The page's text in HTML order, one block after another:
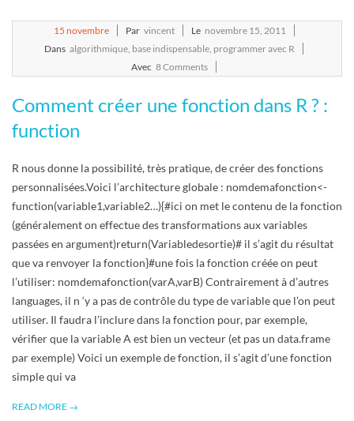
15 novembre Par vincent Le novembre 15, 2011
Dans algorithmique base indispensable programmer avec R
Avec 8 Comments
Comment créer une fonction dans R ? :
function
R nous donne la possibilité, très pratique, de créer des fonctions
personnalisées.Voici l’architecture globale : nomdemafonction<-
function(variable1,variable2…){#ici on met le contenu de la fonction
(généralement on effectue des transformations aux variables
passées en argument)return(Variabledesortie)# il s’agit du résultat
que va renvoyer la fonction}#une fois la fonction créée on peut
l’utiliser: nomdemafonction(varA,varB) Contrairement à d’autres
languages, il n ‘y a pas de contrôle du type de variable que l’on peut
utiliser. Il faudra l’inclure dans la fonction pour, par exemple,
vérifier que la variable A est bien un vecteur (et pas un data.frame
par exemple) Voici un exemple de fonction, il s’agit d’une fonction
simple qui va
READ MORE →